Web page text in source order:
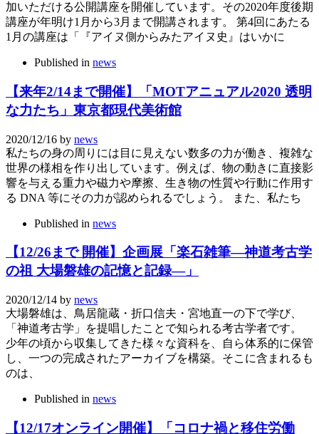
加いただける公開講座を開催しています。その2020年度後期
講座が年明け1月から3月まで開講されます。 第4回にあたる
1月の講座は「『アイヌ側からみたアイヌ史』はいかに
Published in news
【来年2/14まで開催】「MOTアニュアル2020 透明
な力たち」東京都現代美術館
2020/12/16 by news
私たちの身の周りには目に見えない数多の力が働き、複雑な
世界の様相を作り出しています。例えば、物の動きに直接影
響を与える重力や磁力や摩擦、生き物の性質や行動に作用す
る DNA 等にその力が認められるでしょう。 また、私たち
Published in news
【12/26まで 開催】企画展「楽石雑筆―神道考古学
の祖 大場磐雄の記憶と記録―」
2020/12/14 by news
大場磐雄は、鳥居龍蔵・折口信夫・宮地直一の下で学び、
「神道考古学」を提唱したことで知られる考古学者です。
少年の頃から収集してきた様々な資科を、自ら体系的に保管
し、一つの完成されたアーカイブを構築。そこに含まれるも
のは、
Published in news
【12/17オンライン開催】「コロナ禍と移住労働